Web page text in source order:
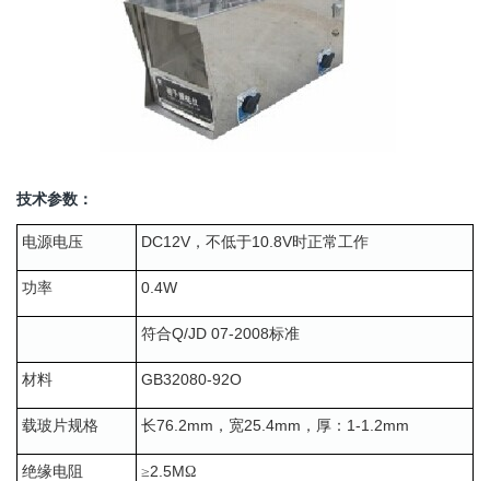
技术参数：
电源电压 DC12V ，不低于10.8V时正常工作
功率 0.4W
符合Q/JD 07-2008标准
材料 GB32080-92O
载玻片规格 长76.2mm ，宽25.4mm ，厚： 1-1.2mm
绝缘电阻 ≥2.5MΩ